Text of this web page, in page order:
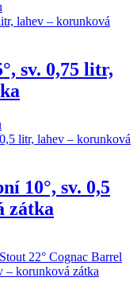
sv. 0,75 litr,
10°, sv. 0,5
zátka